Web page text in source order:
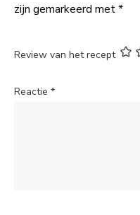
zijn gemarkeerd met*
Review van het recept
Reactie *